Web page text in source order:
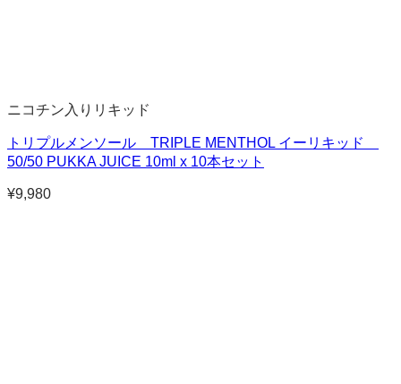
ニコチン入りリキッド
トリプルメンソール TRIPLE MENTHOL イーリキッド
50/50 PUKKA JUICE 10ml x 10本セット
¥9,980